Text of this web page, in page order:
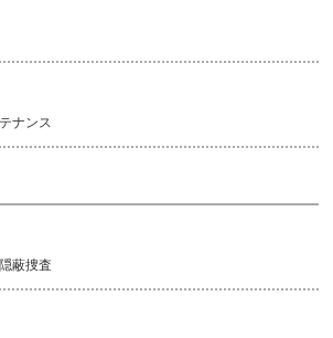
ナンス
蔽捜査